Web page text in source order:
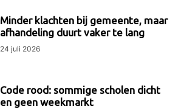
Minder klachten bij gemeente, maar
afhandeling duurt vaker te lang
24 juli 2026
Code rood: sommige scholen dicht
en geen weekmarkt